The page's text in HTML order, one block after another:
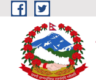
Skip to main content